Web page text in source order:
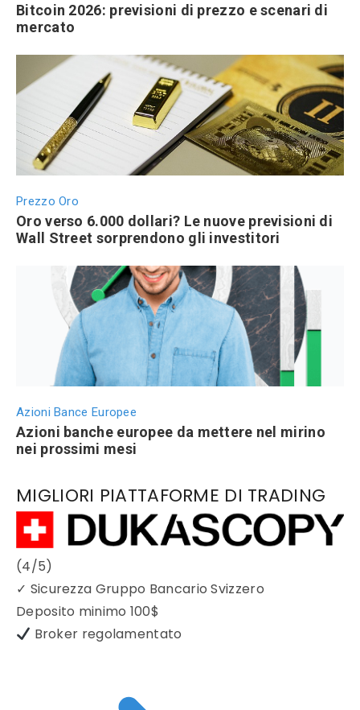
Bitcoin 2026: previsioni di prezzo e scenari di
mercato
Prezzo Oro
Oro verso 6.000 dollari? Le nuove previsioni di
Wall Street sorprendono gli investitori
Azioni Bance Europee
Azioni banche europee da mettere nel mirino
nei prossimi mesi
MIGLIORI PIATTAFORME DI TRADING
(4/5)
✓ Sicurezza Gruppo Bancario Svizzero
Deposito minimo 100$
Broker regolamentato